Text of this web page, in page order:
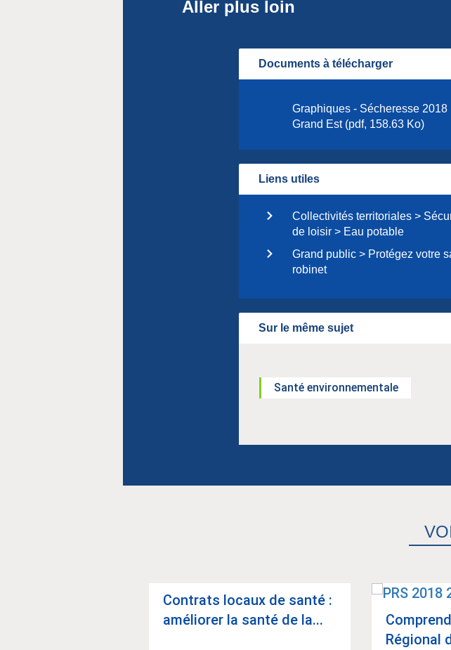
Aller plus loin
Documents à télécharger
Graphiques - Sécheresse
Grand Est (pdf, 158.63 Ko)
Liens utiles
Collectivités territoriales >
de loisir > Eau potable
Grand public > Protégez votre
robinet
Sur le même sujet
Santé environnementale
Contrats locaux de santé :
amé­lio­rer la santé de la...
Régio­nal